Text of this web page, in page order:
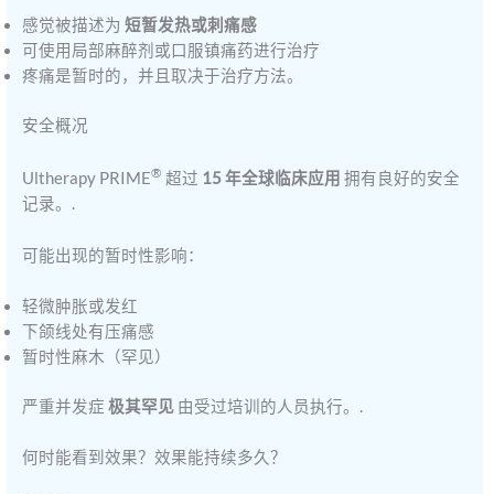
感觉被描述为短暂发热或刺痛感
可使用局部麻醉剂或口服镇痛药进行治疗
疼痛是暂时的，并且取决于治疗方法。
安全概况
Ultherapy PRIME® 超过 15 年全球临床应用 拥有良好的安全
记录。.
可能出现的暂时性影响：
轻微肿胀或发红
下颌线处有压痛感
暂时性麻木（罕见）
严重并发症极其罕见 由受过培训的人员执行。.
何时能看到效果？效果能持续多久？